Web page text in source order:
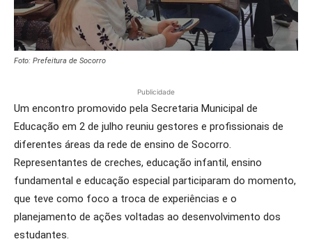
Foto: Prefeitura de Socorro
Publicidade
Um encontro promovido pela Secretaria Municipal de
Educação em 2 de julho reuniu gestores e profissionais de
diferentes áreas da rede de ensino de Socorro.
Representantes de creches, educação infantil, ensino
fundamental e educação especial participaram do momento,
que teve como foco a troca de experiências e o
planejamento de ações voltadas ao desenvolvimento dos
estudantes.